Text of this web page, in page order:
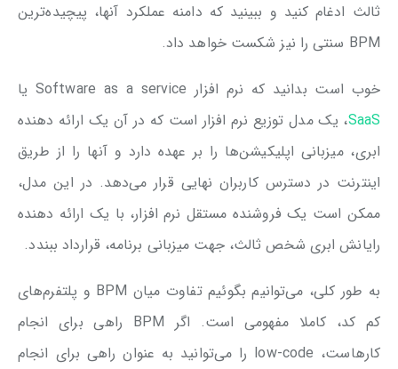
ثالث ادغام کنید و ببینید که دامنه عملکرد آنها، پیچیده‌ترین
BPM سنتی را نیز شکست خواهد داد.
خوب است بدانید که نرم افزار Software as a service یا
SaaS، یک مدل توزیع نرم افزار است که در آن یک ارائه دهنده
ابری، میزبانی اپلیکیشن‌ها را بر عهده دارد و آنها را از طریق
اینترنت در دسترس کاربران نهایی قرار می‌دهد. در این مدل،
ممکن است یک فروشنده مستقل نرم افزار، با یک ارائه دهنده
رایانش ابری شخص ثالث، جهت میزبانی برنامه، قرارداد ببندد.
به طور کلی، می‌توانیم بگوئیم تفاوت میان BPM و پلتفرم‌های
کم کد، کاملا مفهومی است. اگر BPM راهی برای انجام
کارهاست، low-code را می‌توانید به عنوان راهی برای انجام